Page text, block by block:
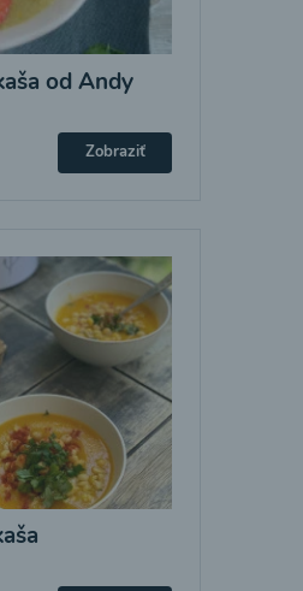
od Andy
Zobraziť